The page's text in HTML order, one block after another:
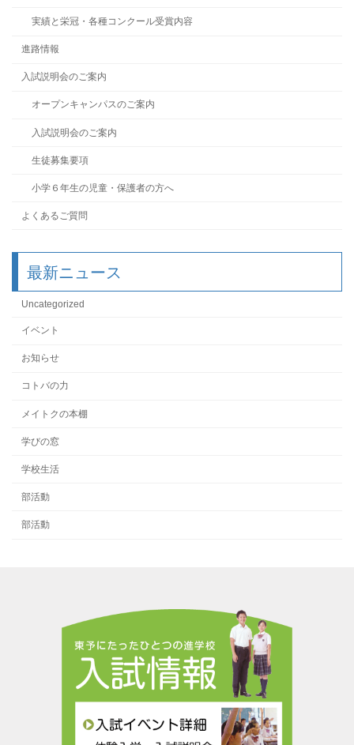
実績と栄冠・各種コンクール受賞内容
進路情報
入試説明会のご案内
オープンキャンパスのご案内
入試説明会のご案内
生徒募集要項
小学６年生の児童・保護者の方へ
よくあるご質問
最新ニュース
Uncategorized
イベント
お知らせ
コトバの力
メイトクの本棚
学びの窓
学校生活
部活動
部活動